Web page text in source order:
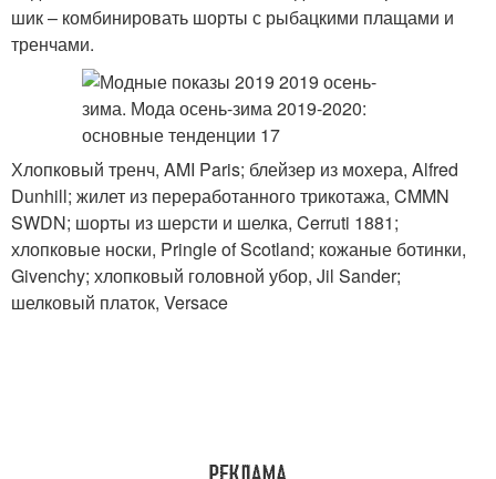
шик – комбинировать шорты с рыбацкими плащами и
тренчами.
Хлопковый тренч, AMI Paris; блейзер из мохера, Alfred
Dunhill; жилет из переработанного трикотажа, CMMN
SWDN; шорты из шерсти и шелка, Cerruti 1881;
хлопковые носки, Pringle of Scotland; кожаные ботинки,
Givenchy; хлопковый головной убор, Jil Sander;
шелковый платок, Versace